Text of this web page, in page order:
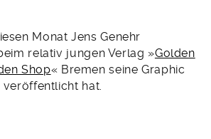
Monat Jens Genehr
relativ jungen Verlag »Golden
Shop« Bremen seine Graphic
veröffentlicht hat.